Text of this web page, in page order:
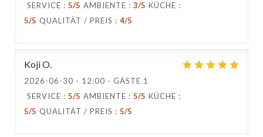
SERVICE : 5/5 AMBIENTE : 3/5 KÜCHE :
5/5 QUALITÄT / PREIS : 4/5
KojiO
2026-06-30 - 12:00 - GÄSTE 1
SERVICE : 5/5 AMBIENTE : 5/5 KÜCHE :
5/5 QUALITÄT / PREIS : 5/5